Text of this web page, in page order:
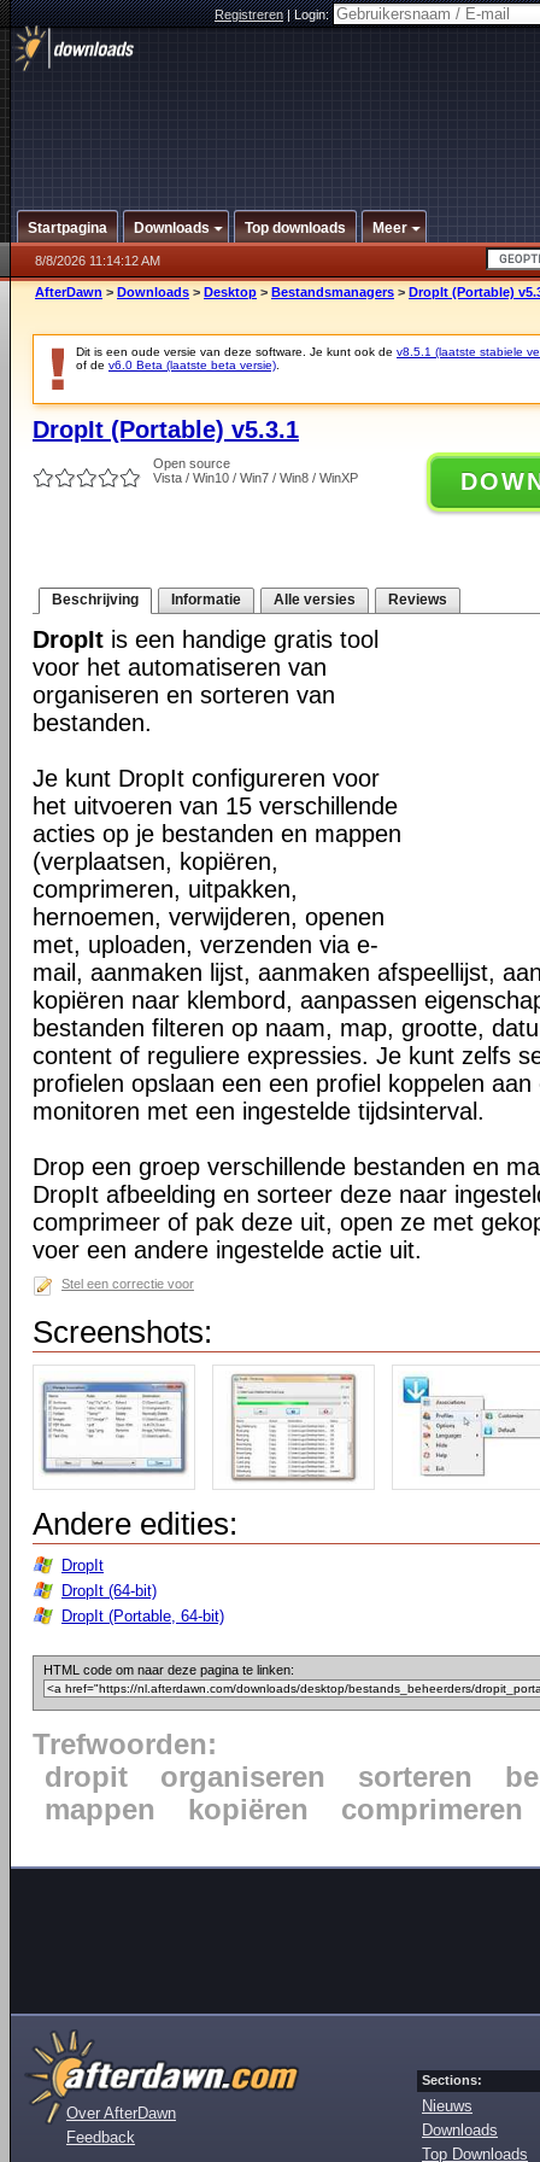
Registreren|Login:
Startpagina Downloads Top downloads Meer
8/8/2026 11:14:12 AM
AfterDawn > Downloads > Desktop > Bestandsmanagers > DropIt (Portable)
Dit is een oude versie van deze software. Je kunt ook de v8.5.1 (laatste stabiele
of de v6.0 Beta (laatste beta versie)
DropIt (Portable) v5.3.1
Open source
Vista / Win10 / Win7 / Win8 / WinXP
Beschrijving Informatie Alle versies Reviews
DropIt is een handige gratis tool
voor het automatiseren van
organiseren en sorteren van
bestanden.
Je kunt DropIt configureren voor
het uitvoeren van 15 verschillende
acties op je bestanden en mappen
(verplaatsen, kopiëren,
comprimeren, uitpakken,
hernoemen, verwijderen, openen
met, uploaden, verzenden via e-
mail, aanmaken lijst, aanmaken afspeellijst,
kopiëren naar klembord, aanpassen
bestanden filteren op naam, map, grootte,
content of reguliere expressies. Je kunt zelfs
profielen opslaan een een profiel koppelen
monitoren met een ingestelde tijdsinterval.
Drop een groep verschillende bestanden en
DropIt afbeelding en sorteer deze naar
comprimeer of pak deze uit, open ze met
voer een andere ingestelde actie uit.
Stel een correctie voor
Screenshots:
Andere edities:
DropIt
DropIt (64-bit)
DropIt (Portable, 64-bit)
HTML code om naar deze pagina te linken:
Trefwoorden:
dropit
organiseren sorteren
mappen
kopiëren comprimeren
Over AfterDawn
Feedback
Sections:
Nieuws
Downloads
Top Downloads